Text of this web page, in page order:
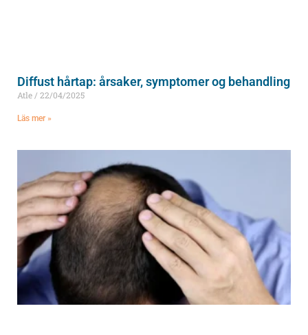
Diffust hårtap: årsaker, symptomer og behandling
Atle 22/04/2025
Läs mer »